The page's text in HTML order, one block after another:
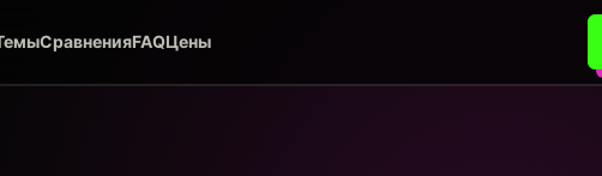
СравненияFAQЦены